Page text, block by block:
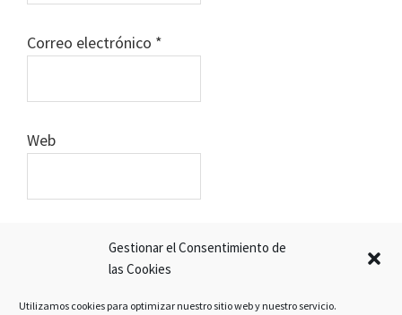
Gestionar el Consentimiento de
las Cookies
Utilizamos cookies para optimizar nuestro sitio web y nuestro servicio.
Correo electrónico *
Web